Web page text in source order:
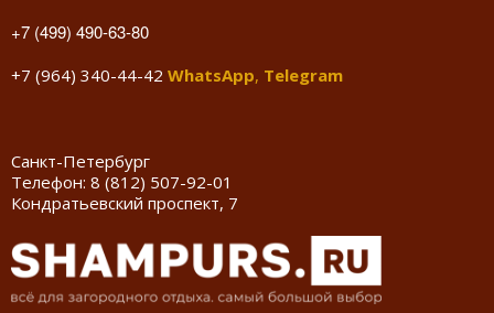
+7 (499) 490-63-80
+7 (964) 340-44-42 WhatsApp, Telegram
Санкт-Петербург
Телефон: 8 (812) 507-92-01
Кондратьевский проспект, 7